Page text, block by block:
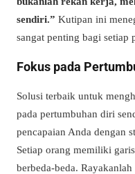
sendiri.” Kutipan ini
sangat penting bagi setiap
Fokus pada
Solusi terbaik untuk
pada pertumbuhan diri
pencapaian Anda dengan
Setiap orang memiliki
berbeda-beda.